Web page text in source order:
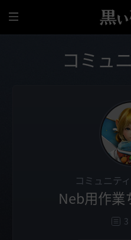
全
体
コミュ
コミュニテ
Neb用作業
3